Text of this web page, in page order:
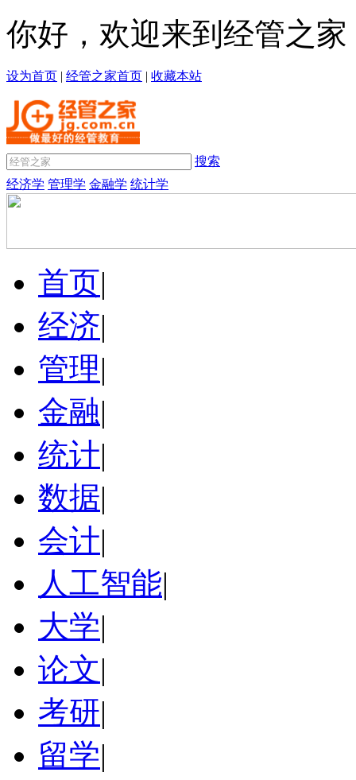
你好，欢迎来到经管之家
设为首页 | 经管之家首页 | 收藏本站
搜索
经济学 管理学 金融学 统计学
首页|
经济|
管理|
金融|
统计|
数据|
会计|
人工智能|
大学|
论文|
考研|
留学|